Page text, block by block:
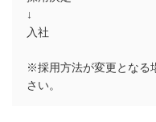
↓
入社
※採用方法が変更となる
さい。